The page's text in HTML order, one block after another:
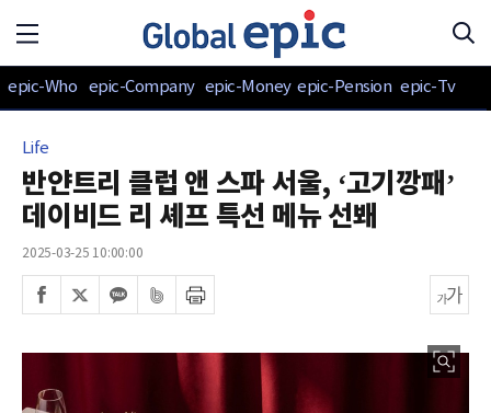
epic-Who epic-Company epic-Money epic-Pension epic-Tv
Life
반얀트리 클럽 앤 스파 서울, ‘고기깡패’
데이비드 리 셰프 특선 메뉴 선봬
2025-03-25 10:00:00